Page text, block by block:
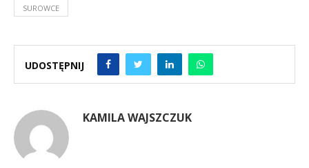
SUROWCE
UDOSTĘPNIJ
KAMILA WAJSZCZUK